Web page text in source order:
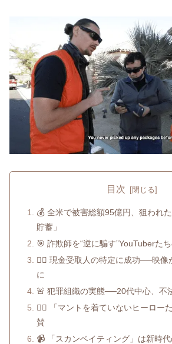
目次
💰 全米で被害総額95億円、狙われ
貯蓄」
🎯 詐欺師を“逆に騙す”YouTuberた
🕵️‍♂️ 現金受取人の特定に成功──映像
に
🚨 犯罪組織の実態──20代中心、不
🦸‍♂️ 「マントを着ていないヒーロー
賛
📹 「スカンベイティング」は新時